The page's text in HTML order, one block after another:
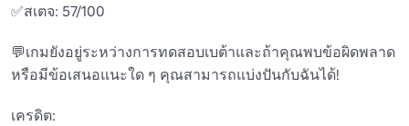
✅สเตจ: 57/100
💬เกมยังอยู่ระหว่างการทดสอบเบต้าและถ้าคุณพบข้อผิดพลาด
หรือมีข้อเสนอแนะใด ๆ คุณสามารถแบ่งปันกับฉันได้!
เครดิต: